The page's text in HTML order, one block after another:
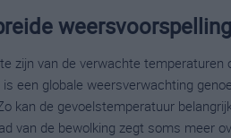
zijn van de verwachte
een globale weersverwachting
kan de gevoelstemperatuur
van de bewolking zegt soms meer